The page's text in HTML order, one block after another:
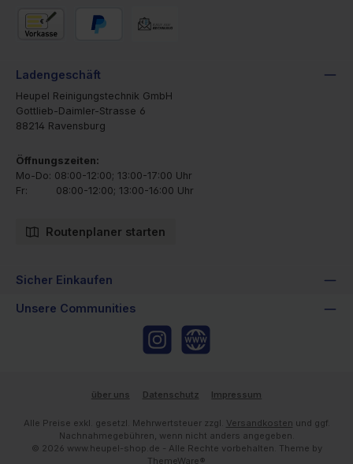
Ladengeschäft
Heupel Reinigungstechnik GmbH
Gottlieb-Daimler-Strasse 6
88214 Ravensburg
Öffnungszeiten:
Mo-Do: 08:00-12:00; 13:00-17:00 Uhr
Fr: 08:00-12:00; 13:00-16:00 Uhr
Routenplaner starten
Sicher Einkaufen
Unsere Communities
InstagramWebsite
über uns Datenschutz Impressum
Alle Preise exkl. gesetzl. Mehrwertsteuer zzgl. Versandkosten und ggf.
Nachnahmegebühren, wenn nicht anders angegeben.
© 2026 www.heupel-shop.de - Alle Rechte vorbehalten. Theme by
ThemeWare®